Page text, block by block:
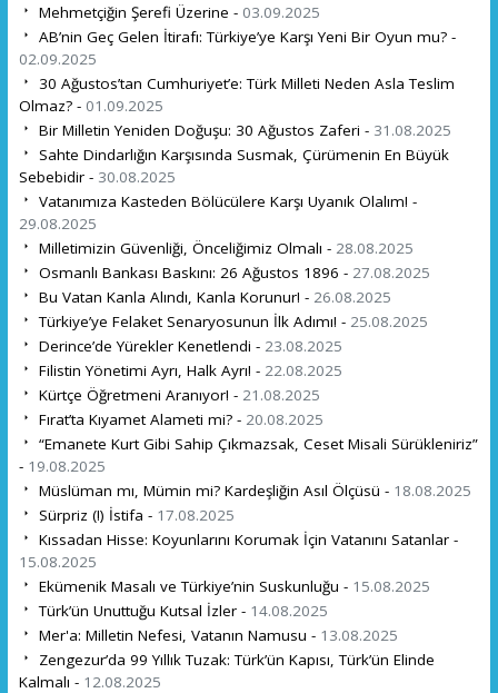
Mehmetçiğin Şerefi Üzerine - 03.09.2025
AB’nin Geç Gelen İtirafı: Türkiye’ye Karşı Yeni Bir Oyun mu? -
02.09.2025
30 Ağustos’tan Cumhuriyet’e: Türk Milleti Neden Asla Teslim
Olmaz? - 01.09.2025
Bir Milletin Yeniden Doğuşu: 30 Ağustos Zaferi - 31.08.2025
Sahte Dindarlığın Karşısında Susmak, Çürümenin En Büyük
Sebebidir - 30.08.2025
Vatanımıza Kasteden Bölücülere Karşı Uyanık Olalım! -
29.08.2025
Milletimizin Güvenliği, Önceliğimiz Olmalı - 28.08.2025
Osmanlı Bankası Baskını: 26 Ağustos 1896 - 27.08.2025
Bu Vatan Kanla Alındı, Kanla Korunur! - 26.08.2025
Türkiye’ye Felaket Senaryosunun İlk Adımı! - 25.08.2025
Derince’de Yürekler Kenetlendi - 23.08.2025
Filistin Yönetimi Ayrı, Halk Ayrı! - 22.08.2025
Kürtçe Öğretmeni Aranıyor! - 21.08.2025
Fırat’ta Kıyamet Alameti mi? - 20.08.2025
“Emanete Kurt Gibi Sahip Çıkmazsak, Ceset Misali Sürükleniriz”
- 19.08.2025
Müslüman mı, Mümin mi? Kardeşliğin Asıl Ölçüsü - 18.08.2025
Sürpriz (!) İstifa - 17.08.2025
Kıssadan Hisse: Koyunlarını Korumak İçin Vatanını Satanlar -
15.08.2025
Ekümenik Masalı ve Türkiye’nin Suskunluğu - 15.08.2025
Türk’ün Unuttuğu Kutsal İzler - 14.08.2025
Mer'a: Milletin Nefesi, Vatanın Namusu - 13.08.2025
Zengezur’da 99 Yıllık Tuzak: Türk’ün Kapısı, Türk’ün Elinde
Kalmalı - 12.08.2025